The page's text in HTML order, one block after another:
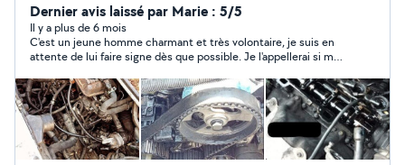
distribution/Chaine, embrayage, boite à vitesse,
nettoyage). En passant par la plomberie, un peu d'élec,
divers travaux maison/appart ( Aménagement,
déménagement, montage de meubles, de cuisines,
électroménager, ponçage, peinture, rénovation,
sanitaires, piscine, jardin, etc..). Je suis équiper d'une
imprimante 3D et je conçois les pièces .. (Réparation/
remplacement de pièce, délicate ou rare ou coûteuse
dans le commerce.. possibilité de faire une étude de
Dernier avis laissé par Marie : 5/5
Il y a plus de 6 mois
C'est un jeune homme charmant et très volontaire, je suis en
attente de lui faire signe dès que possible. Je l'appellerai si mon
s'est proposé.